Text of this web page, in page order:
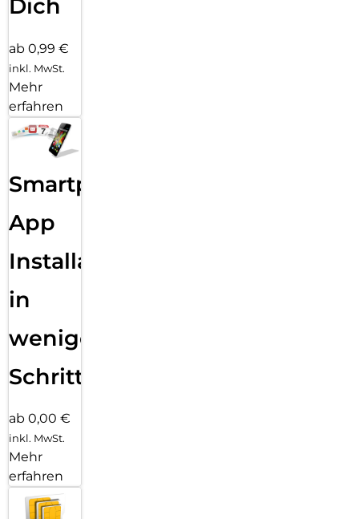
Dich
ab 0,99 €
inkl. MwSt.
Mehr
erfahren
Smartphone
App
Installation
in
wenigen
Schritten
ab 0,00 €
inkl. MwSt.
Mehr
erfahren